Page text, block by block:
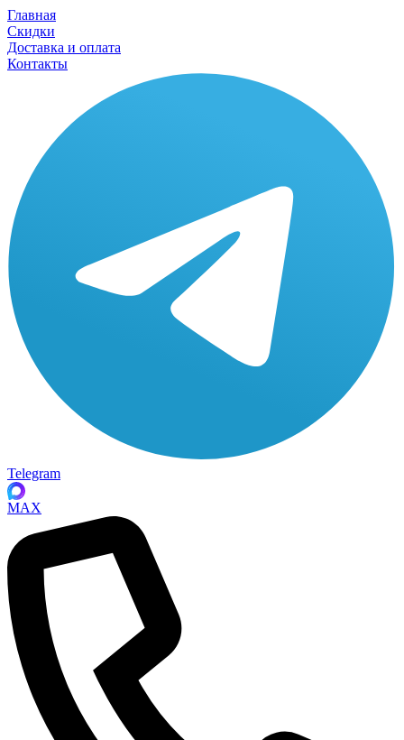
Главная
Скидки
Доставка и оплата
Контакты
Telegram
MAX